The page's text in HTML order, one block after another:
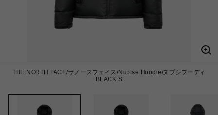
THE NORTH FACE/ザノースフェイス/Nuptse Hoodie/ヌプシフーディ
BLACK S